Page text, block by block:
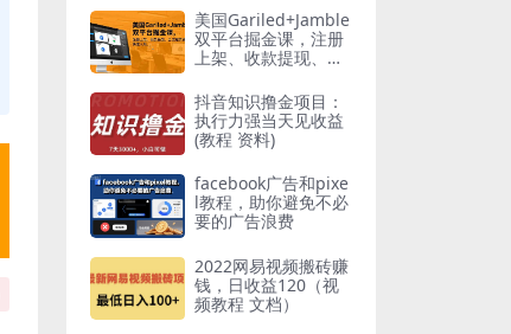
200+
美国Gariled+Jamble
双平台掘金课，注册
上架、收款提现、全
抖音知识撸金项目：
执行力强当天见收益
(教程 资料)
facebook广告和pixe
l教程，助你避免不必
要的广告浪费
2022网易视频搬砖赚
钱，日收益120（视
频教程 文档）